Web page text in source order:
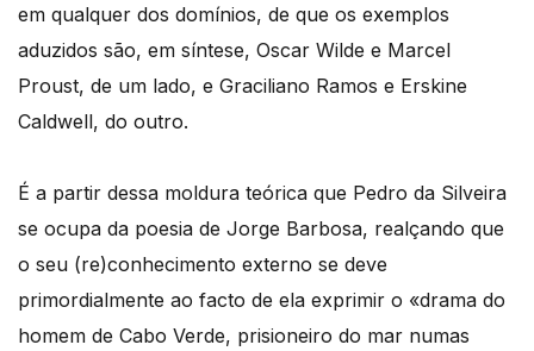
em qualquer dos domínios, de que os exemplos
aduzidos são, em síntese, Oscar Wilde e Marcel
Proust, de um lado, e Graciliano Ramos e Erskine
Caldwell, do outro.
É a partir dessa moldura teórica que Pedro da Silveira
se ocupa da poesia de Jorge Barbosa, realçando que
o seu (re)conhecimento externo se deve
primordialmente ao facto de ela exprimir o «drama do
homem de Cabo Verde, prisioneiro do mar numas